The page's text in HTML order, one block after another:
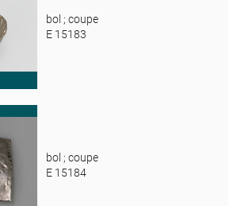
bol ; coupe
E 15183
bol ; coupe
E 15184